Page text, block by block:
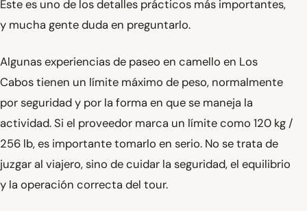
Este es uno de los detalles prácticos más importantes,
y mucha gente duda en preguntarlo.
Algunas experiencias de paseo en camello en Los
Cabos tienen un límite máximo de peso, normalmente
por seguridad y por la forma en que se maneja la
actividad. Si el proveedor marca un límite como 120 kg /
256 lb, es importante tomarlo en serio. No se trata de
juzgar al viajero, sino de cuidar la seguridad, el equilibrio
y la operación correcta del tour.